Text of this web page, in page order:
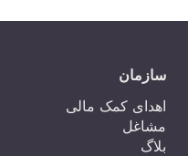
سازمان
اهدای کمک مالی
مشاغل
بلاگ